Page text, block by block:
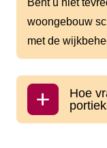
Bent u niet
woongebouw
met de
Hoe